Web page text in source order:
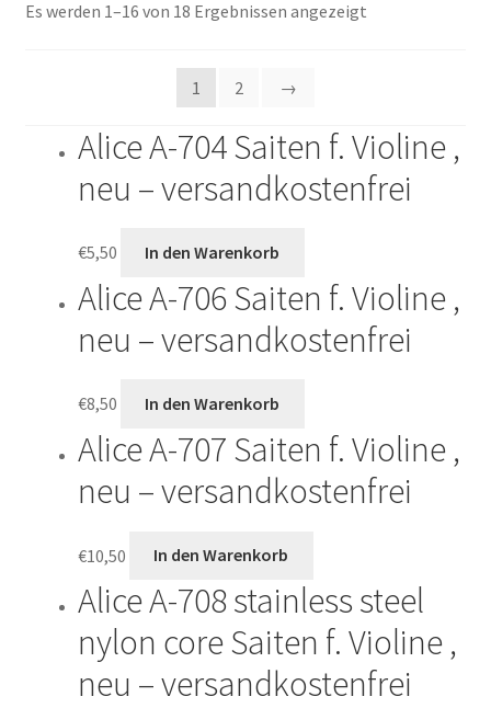
Es werden 1–16 von 18 Ergebnissen angezeigt
1 2 →
Alice A-704 Saiten f. Violine ,
neu – versandkostenfrei
€5,50 In den Warenkorb
Alice A-706 Saiten f. Violine ,
neu – versandkostenfrei
€8,50 In den Warenkorb
Alice A-707 Saiten f. Violine ,
neu – versandkostenfrei
€10,50 In den Warenkorb
Alice A-708 stainless steel
nylon core Saiten f. Violine ,
neu – versandkostenfrei